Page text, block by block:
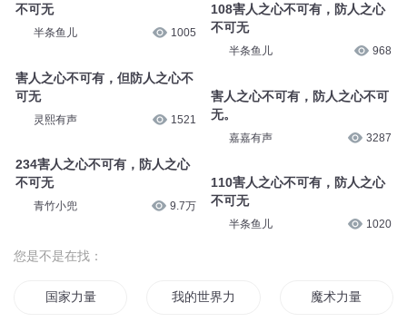
不可无
半条鱼儿 1005
害人之心不可有，但防人之心不
可无
灵熙有声 1521
234害人之心不可有，防人之心
不可无
青竹小兜 9.7万
108害人之心不可有，防人之心
不可无
半条鱼儿 968
害人之心不可有，防人之心不可
无。
嘉嘉有声 3287
110害人之心不可有，防人之心
不可无
半条鱼儿 1020
您是不是在找：
国家力量 我的世界力量 魔术力量